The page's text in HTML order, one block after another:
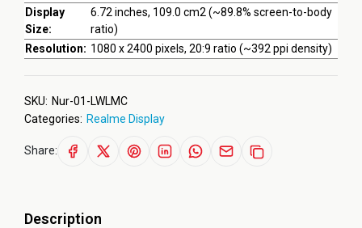
Display
Size:
6.72 inches, 109.0 cm2 (~89.8% screen-to-body
ratio)
Resolution: 1080 x 2400 pixels, 20:9 ratio (~392 ppi density)
SKU: Nur-01-LWLMC
Categories: Realme Display
Share:
Description